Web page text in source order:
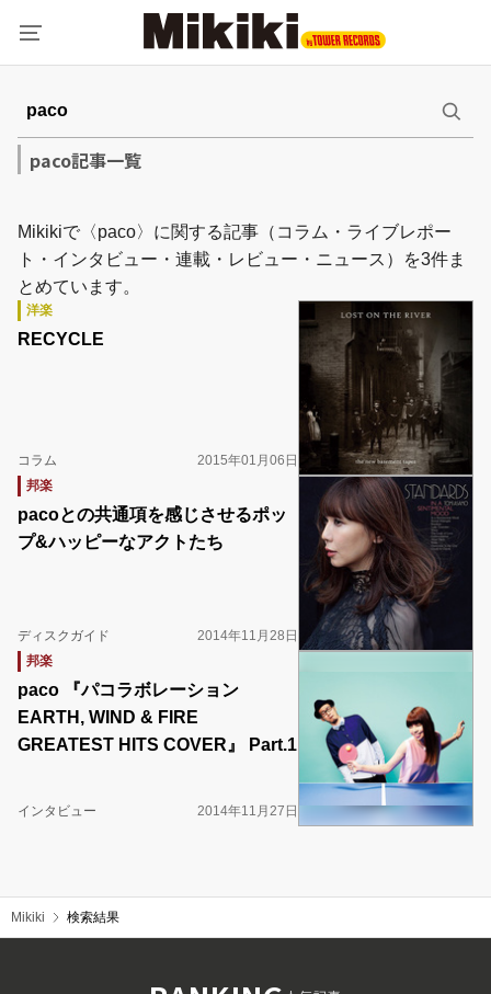
paco記事一覧
Mikikiで〈paco〉に関する記事（コラム・ライブレポー
ト・インタビュー・連載・レビュー・ニュース）を3件ま
とめています。
洋楽
RECYCLE
コラム
2015年01月06日
邦楽
pacoとの共通項を感じさせるポッ
プ&ハッピーなアクトたち
ディスクガイド
2014年11月28日
邦楽
paco 『パコラボレーション
EARTH, WIND & FIRE
GREATEST HITS COVER』 Part.1
インタビュー 2014年11月27日
Mikiki 検索結果